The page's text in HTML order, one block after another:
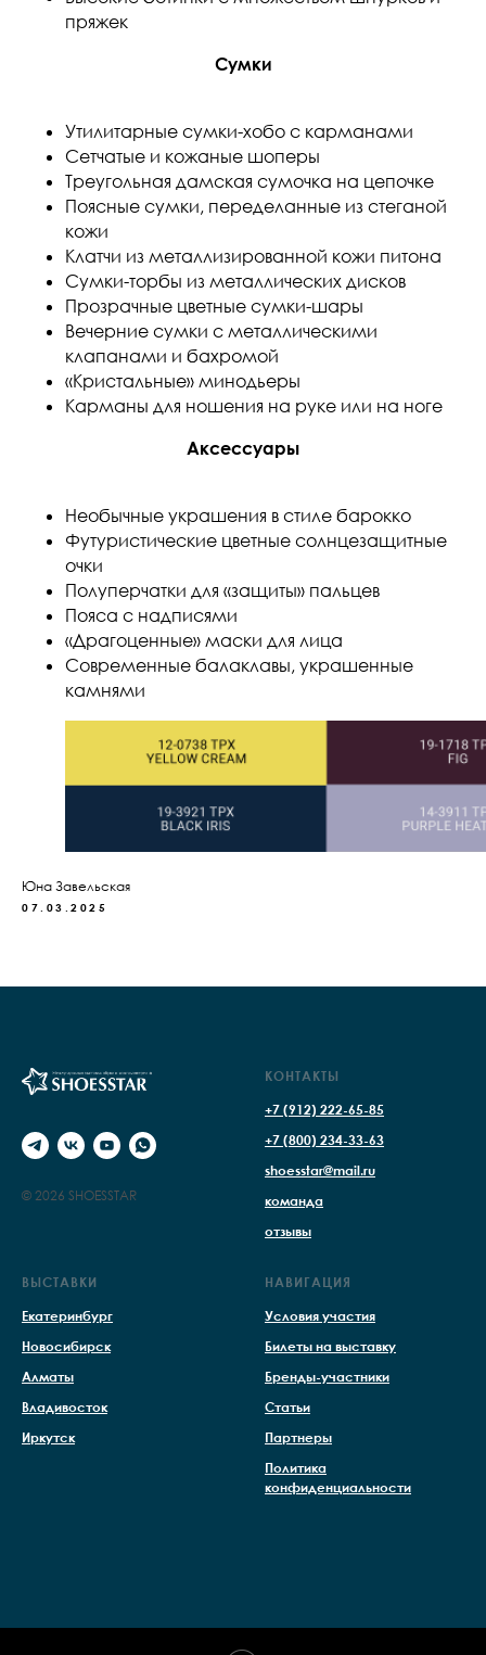
пряжек
Сумки
Утилитарные сумки-хобо с карманами
Сетчатые и кожаные шоперы
Треугольная дамская сумочка на цепочке
Поясные сумки, переделанные из стеганой
кожи
Клатчи из металлизированной кожи питона
Сумки-торбы из металлических дисков
Прозрачные цветные сумки-шары
Вечерние сумки с металлическими
клапанами и бахромой
«Кристальные» минодьеры
Карманы для ношения на руке или на ноге
Аксессуары
Необычные украшения в стиле барокко
Футуристические цветные солнцезащитные
очки
Полуперчатки для «защиты» пальцев
Пояса с надписями
«Драгоценные» маски для лица
Современные балаклавы, украшенные
камнями
Юна Завельская
07.03.2025
© 2026 SHOESSTAR
КОНТАКТЫ
+7 (912) 222-65-85
+7 (800) 234-33-63
shoesstar@mail.ru
команда
отзывы
ВЫСТАВКИ
Екатеринбург
Новосибирск
Алматы
Владивосток
Иркутск
НАВИГАЦИЯ
Условия участия
Билеты на выставку
Бренды-участники
Статьи
Партнеры
Политика
конфиденциальности